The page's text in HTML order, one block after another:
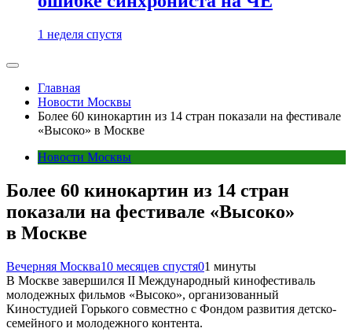
1 неделя спустя
Главная
Новости Москвы
Более 60 кинокартин из 14 стран показали на фестивале
«Высоко» в Москве
Новости Москвы
Более 60 кинокартин из 14 стран
показали на фестивале «Высоко»
в Москве
Вечерняя Москва10 месяцев спустя01 минуты
В Москве завершился II Международный кинофестиваль
молодежных фильмов «Высоко», организованный
Киностудией Горького совместно с Фондом развития детско-
семейного и молодежного контента.